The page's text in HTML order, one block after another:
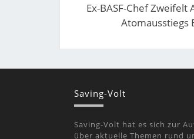
Ex-BASF-Chef Zweifelt
Atomausstiegs
Saving-Volt
Saving-Volt hat es sich zur
über aktuelle Themen rund